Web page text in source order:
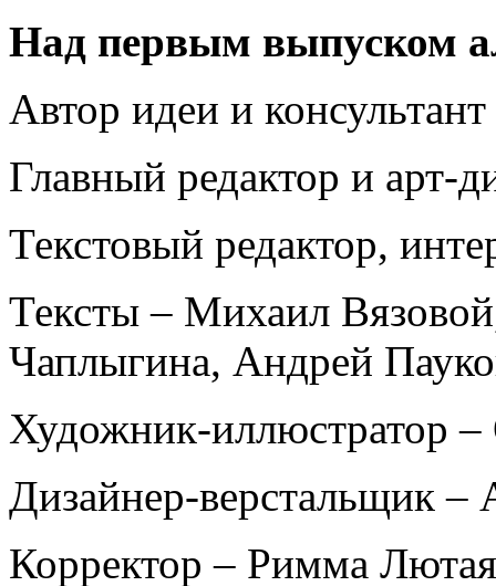
Над первым выпуском
Автор идеи и
Главный редактор и арт-
Текстовый редактор,
Тексты – Михаил
Чаплыгина, Андрей
Художник-иллюстратор –
Дизайнер-верстальщик –
Корректор – Римма Лютая